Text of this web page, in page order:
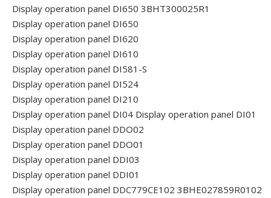
Display operation panel DI650 3BHT300025R1
Display operation panel DI650
Display operation panel DI620
Display operation panel DI610
Display operation panel DI581-S
Display operation panel DI524
Display operation panel DI210
Display operation panel DI04 Display operation panel DI01
Display operation panel DDO02
Display operation panel DDO01
Display operation panel DDI03
Display operation panel DDI01
Display operation panel DDC779CE102 3BHE027859R0102